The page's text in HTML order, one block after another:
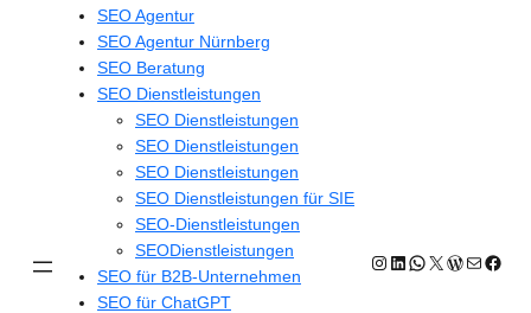
SEO Agentur
SEO Agentur Nürnberg
SEO Beratung
SEO Dienstleistungen
SEO Dienstleistungen
SEO Dienstleistungen
SEO Dienstleistungen
SEO Dienstleistungen für SIE
SEO-Dienstleistungen
SEODienstleistungen
SEO für B2B-Unternehmen
SEO für ChatGPT
Instagram
LinkedIn
WhatsApp
X E-Mail